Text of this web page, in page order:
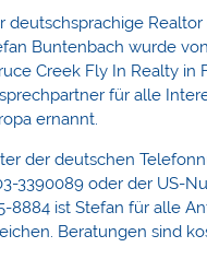
deutschsprachige Realtor
Buntenbach wurde
Creek Fly In Realty in
für alle
ernannt.
der deutschen
3390089 oder der US-
8884 ist Stefan für alle
Beratungen sind